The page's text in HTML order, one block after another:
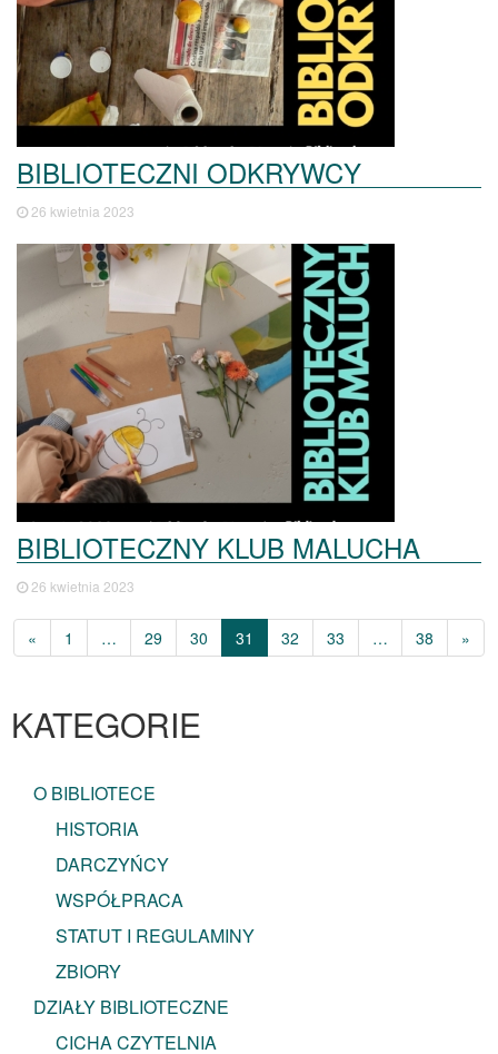
BIBLIOTECZNI ODKRYWCY
26 kwietnia 2023
BIBLIOTECZNY KLUB MALUCHA
26 kwietnia 2023
« 1 … 29 30 31 32 33 … 38 »
KATEGORIE
O BIBLIOTECE
HISTORIA
DARCZYŃCY
WSPÓŁPRACA
STATUT I REGULAMINY
ZBIORY
DZIAŁY BIBLIOTECZNE
CICHA CZYTELNIA